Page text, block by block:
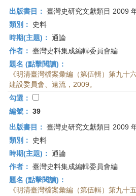
出版書目： 臺灣史研究文獻類目 2009
類別：
史料
時期(主題)： 通論
作者： 臺灣史料集成編輯委員會編
題名 (點擊閱讀)：
《明清臺灣檔案彙編（第伍輯）第九十
建設委員會、遠流，2009。
勾選：
編號： 39
出版書目： 臺灣史研究文獻類目 2009
類別：
史料
時期(主題)： 通論
作者： 臺灣史料集成編輯委員會編
題名 (點擊閱讀)：
《明清臺灣檔案彙編（第伍輯）第九十